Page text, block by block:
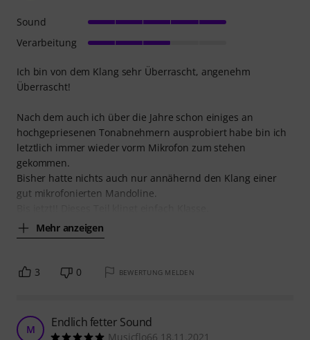
Ich bin von dem Klang sehr Überrascht, angenehm
Überrascht!
Nach dem auch ich über die Jahre schon einiges an
hochgepriesenen Tonabnehmern ausprobiert habe bin ich
letztlich immer wieder vorm Mikrofon zum stehen
gekommen.
Bisher hatte nichts auch nur annähernd den Klang einer
gut mikrofonierten Mandoline.
Mehr anzeigen
Sound
Verarbeitung
3 0 BEWERTUNG MELDEN
M Endlich fetter Sound
Musicflo66 18.11.2021